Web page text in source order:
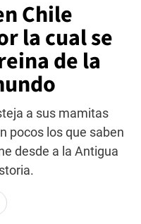
Chile
la cual se
de la
a sus mamitas
pocos los que saben
desde a la Antigua